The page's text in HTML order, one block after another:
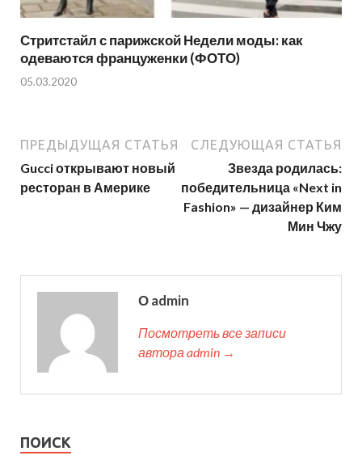
Стритстайл с парижской Недели моды: как
одеваются француженки (ФОТО)
05.03.2020
ПРЕДЫДУЩАЯ СТАТЬЯ
Gucci открывают новый
ресторан в Америке
СЛЕДУЮЩАЯ СТАТЬЯ
Звезда родилась:
победительница «Next in
Fashion» — дизайнер Ким
Мин Чжу
О admin
Посмотреть все записи
автора admin →
ПОИСК